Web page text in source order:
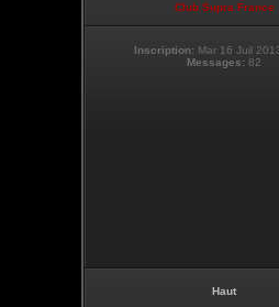
Club Supra France
Inscription: Mar 16 Juil
Messages: 82
Haut